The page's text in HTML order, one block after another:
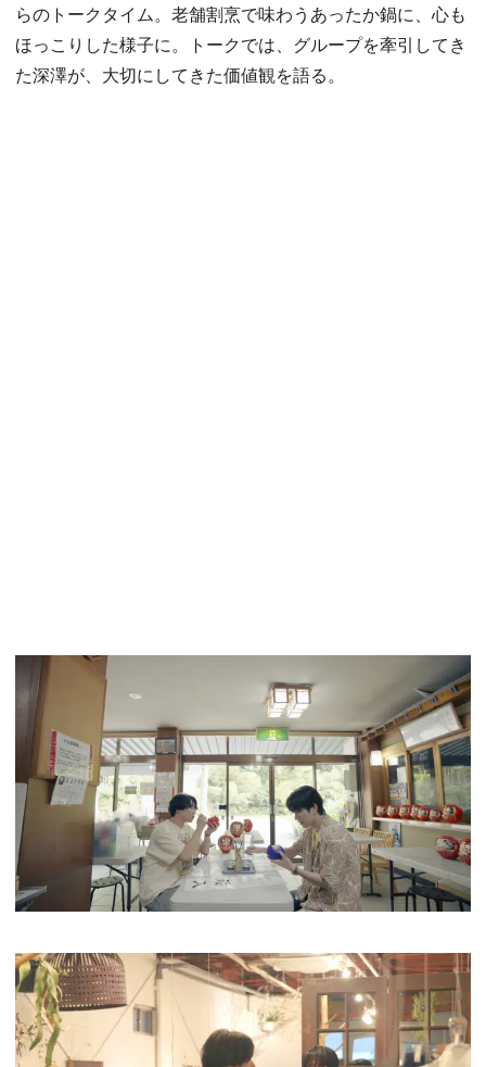
らのトークタイム。老舗割烹で味わうあったか鍋に、心も
ほっこりした様子に。トークでは、グループを牽引してき
た深澤が、大切にしてきた価値観を語る。